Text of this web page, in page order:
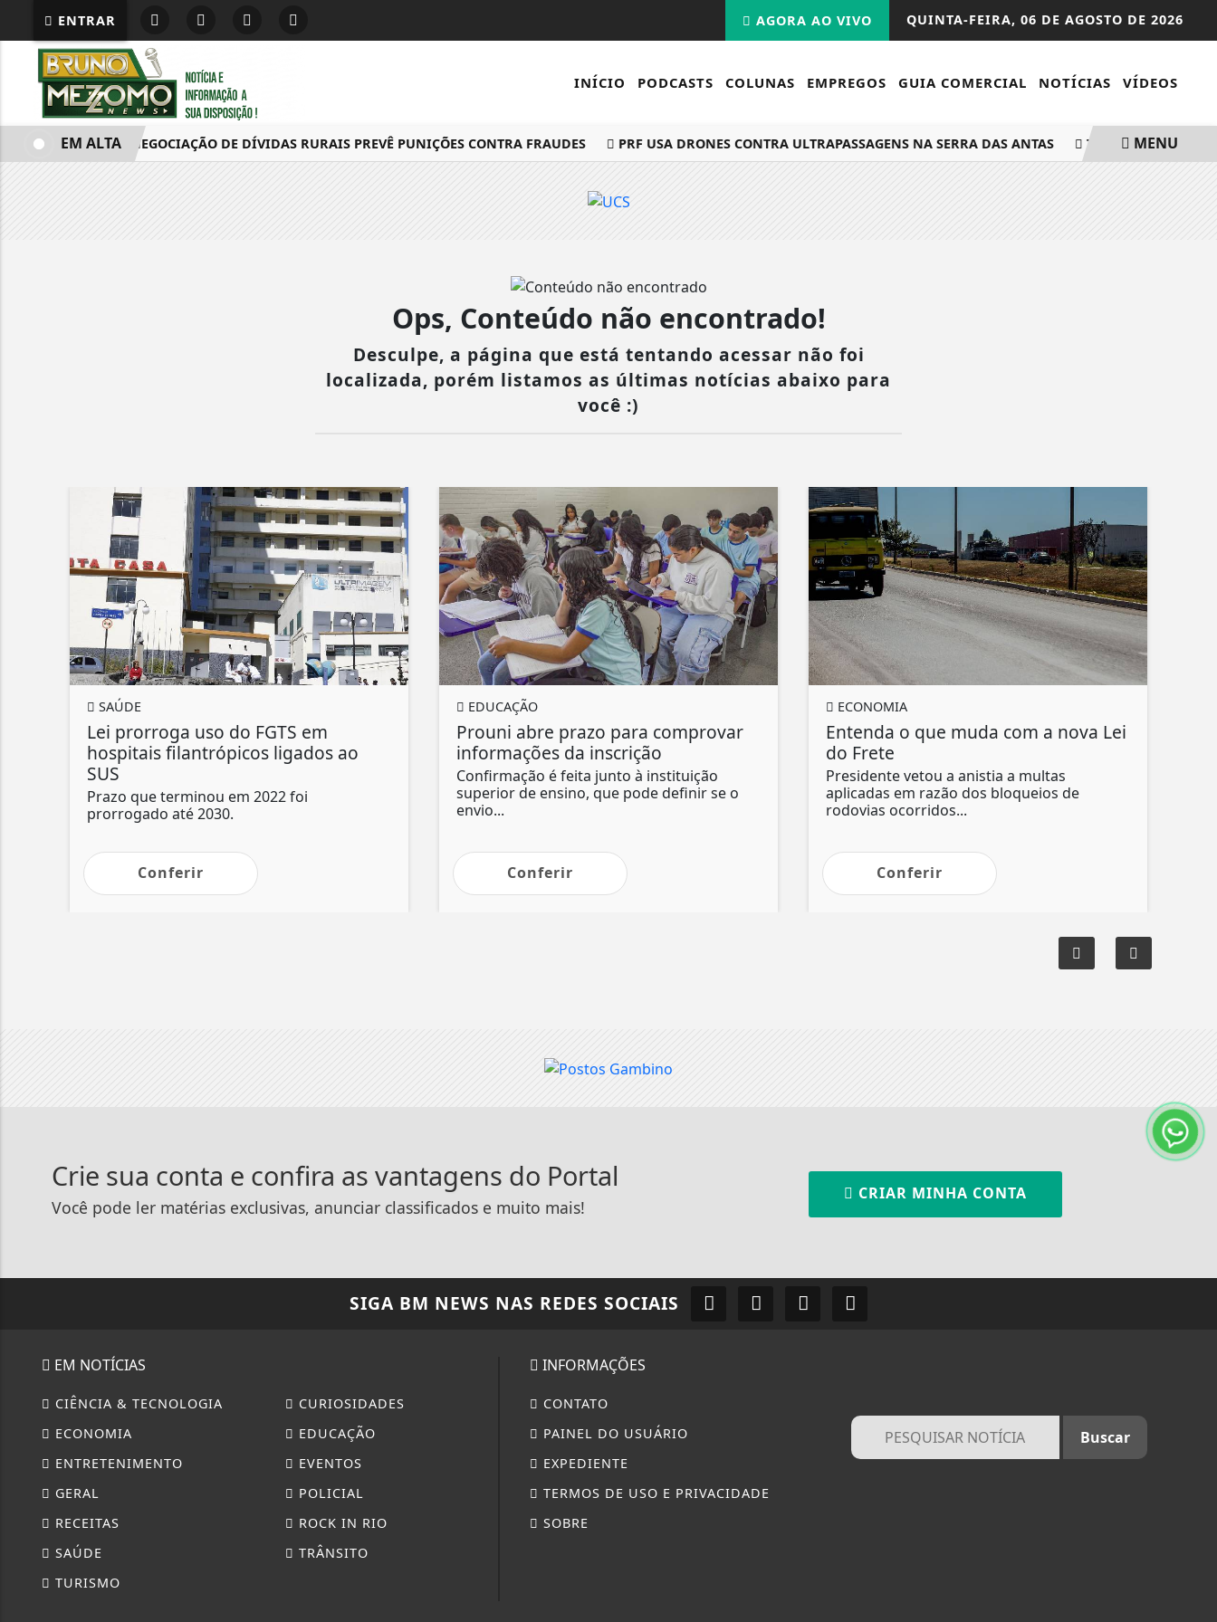
ENTRAR QUINTA-FEIRA, 06 DE AGOSTO DE 2026
AGORA AO VIVO
INÍCIO PODCASTS COLUNAS EMPREGOS GUIA COMERCIAL NOTÍCIAS VÍDEOS
MP DE RENEGOCIAÇÃO DE DÍVIDAS RURAIS PREVÊ PUNIÇÕES CONTRA FRAUDES PRF USA DRONES CONTRA ULTRAPASSAGENS NA SERRA DAS ANTAS TRABALHADORES
EM ALTA MENU
Ops, Conteúdo não encontrado!
Desculpe, a página que está tentando acessar não foi
localizada, porém listamos as últimas notícias abaixo para
você :)
SAÚDE
Lei prorroga uso do FGTS em
hospitais filantrópicos ligados ao
SUS
Prazo que terminou em 2022 foi
prorrogado até 2030.
Conferir
EDUCAÇÃO
Prouni abre prazo para comprovar
informações da inscrição
Confirmação é feita junto à instituição
superior de ensino, que pode definir se o
envio...
Conferir
ECONOMIA
Entenda o que muda com a nova Lei
do Frete
Presidente vetou a anistia a multas
aplicadas em razão dos bloqueios de
rodovias ocorridos...
Conferir
Crie sua conta e confira as vantagens do Portal
Você pode ler matérias exclusivas, anunciar classificados e muito mais!
CRIAR MINHA CONTA
SIGA BM NEWS NAS REDES SOCIAIS
EM NOTÍCIAS
CIÊNCIA & TECNOLOGIA
CURIOSIDADES
ECONOMIA
EDUCAÇÃO
ENTRETENIMENTO
EVENTOS
GERAL
POLICIAL
RECEITAS
ROCK IN RIO
SAÚDE
TRÂNSITO
TURISMO
INFORMAÇÕES
CONTATO
PAINEL DO USUÁRIO
EXPEDIENTE
TERMOS DE USO E PRIVACIDADE
SOBRE